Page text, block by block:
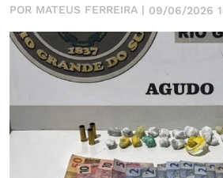
POR MATEUS FERREIRA | 09/06/2026